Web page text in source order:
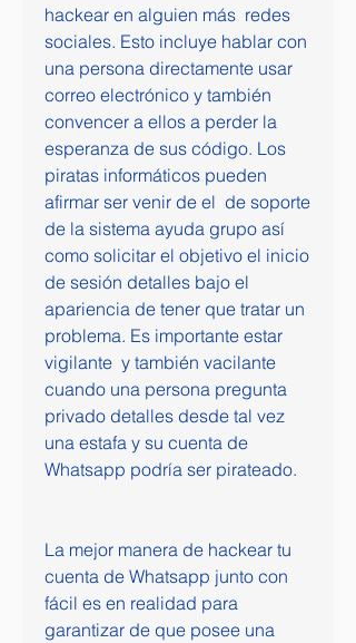
hackear en alguien más  redes
sociales. Esto incluye hablar con
una persona directamente usar
correo electrónico y también
convencer a ellos a perder la
esperanza de sus código. Los
piratas informáticos pueden
afirmar ser venir de el  de soporte
de la sistema ayuda grupo así
como solicitar el objetivo el inicio
de sesión detalles bajo el
apariencia de tener que tratar un
problema. Es importante estar
vigilante  y también vacilante
cuando una persona pregunta
privado detalles desde tal vez
una estafa y su cuenta de
Whatsapp podría ser pirateado.
La mejor manera de hackear tu
cuenta de Whatsapp junto con
fácil es en realidad para
garantizar de que posee una